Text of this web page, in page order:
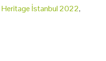
Heritage İstanbul 2022,